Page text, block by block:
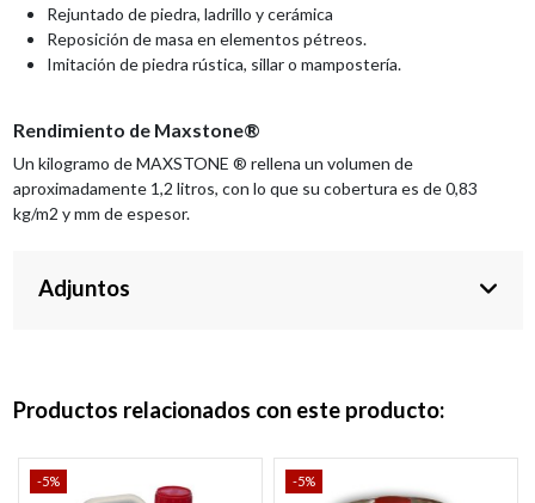
Rejuntado de piedra, ladrillo y cerámica
Reposición de masa en elementos pétreos.
Imitación de piedra rústica, sillar o mampostería.
Rendimiento de Maxstone®
Un kilogramo de MAXSTONE ® rellena un volumen de
aproximadamente 1,2 litros, con lo que su cobertura es de 0,83
kg/m2 y mm de espesor.
Adjuntos
Productos relacionados con este producto:
-5% -5%